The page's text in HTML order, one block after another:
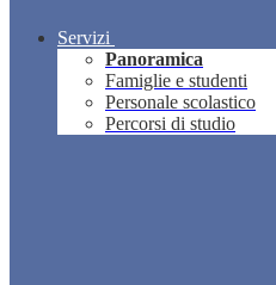
Servizi
Panoramica
Famiglie e studenti
Personale scolastico
Percorsi di studio